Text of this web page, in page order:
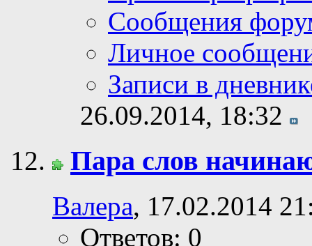
Сообщения
Личное
Записи в
26.09.2014, 18:32
Пара слов
Валера, 17.02.2014
Ответов: 0